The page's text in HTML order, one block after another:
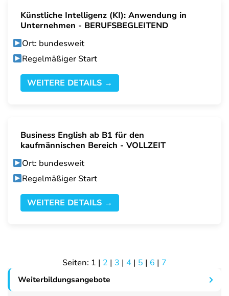
Künstliche Intelligenz (KI): Anwendung in
Unternehmen - BERUFSBEGLEITEND
Ort: bundesweit
Regelmäßiger Start
WEITERE DETAILS →
Business English ab B1 für den
kaufmännischen Bereich - VOLLZEIT
Ort: bundesweit
Regelmäßiger Start
WEITERE DETAILS →
Seiten: 1 | 2 | 3 | 4 | 5 | 6 | 7
Weiterbildungsangebote